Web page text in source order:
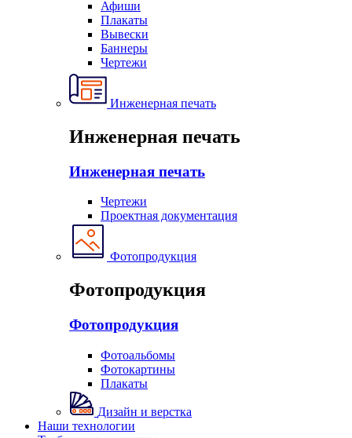
Афиши
Плакаты
Вывески
Баннеры
Чертежи
Инженерная печать
Инженерная печать
Инженерная печать
Чертежи
Проектная документация
Фотопродукция
Фотопродукция
Фотопродукция
Фотоальбомы
Фотокартины
Плакаты
Дизайн и верстка
Наши технологии